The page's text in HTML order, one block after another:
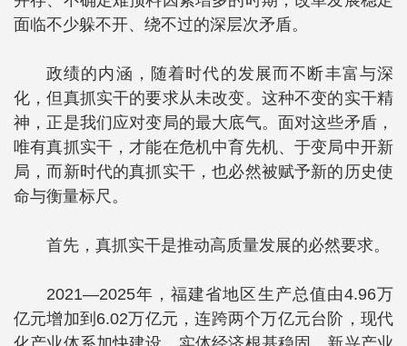
面临不少躲不开、绕不过的深层次矛盾。
政绩的内涵，随着时代的发展而不断丰富与深
化，但真抓实干的要求从未改变。这种不变的实干精
神，正是我们应对变局的最大底气。面对这些矛盾，
唯有真抓实干，才能在危机中育先机、于变局中开新
局，而新时代的真抓实干，也必然被赋予新的历史使
命与衡量标尺。
首先，真抓实干是推动高质量发展的必然要求。
2021—2025年，福建省地区生产总值由4.96万
亿元增加到6.02万亿元，连跨两个万亿元台阶，现代